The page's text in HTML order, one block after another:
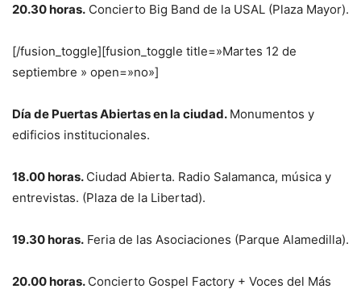
20.30 horas. Concierto Big Band de la USAL (Plaza Mayor).
[/fusion_toggle][fusion_toggle title=»Martes 12 de
septiembre » open=»no»]
Día de Puertas Abiertas en la ciudad. Monumentos y
edificios institucionales.
18.00 horas. Ciudad Abierta. Radio Salamanca, música y
entrevistas. (Plaza de la Libertad).
19.30 horas. Feria de las Asociaciones (Parque Alamedilla).
20.00 horas. Concierto Gospel Factory + Voces del Más